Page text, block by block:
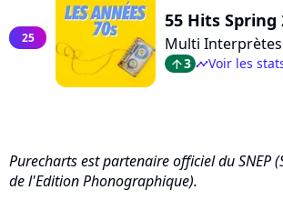
25
55 Hits Spring
Multi Interprètes
arrow_top3 timelineVoir les
Purecharts est partenaire officiel du SNEP
de l'Edition Phonographique).